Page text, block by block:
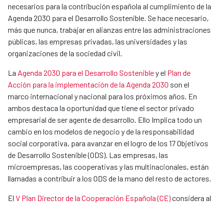
necesarios para la contribución española al cumplimiento de la
Agenda 2030 para el Desarrollo Sostenible. Se hace necesario,
más que nunca, trabajar en alianzas entre las administraciones
públicas, las empresas privadas, las universidades y las
organizaciones de la sociedad civil.
La Agenda 2030 para el Desarrollo Sostenibley el Plan de
Acción para la implementación de la Agenda 2030 son el
marco internacional y nacional para los próximos años. En
ambos destaca la oportunidad que tiene el sector privado
empresarial de ser agente de desarrollo. Ello Implica todo un
cambio en los modelos de negocio y de la responsabilidad
social corporativa, para avanzar en el logro de los 17 Objetivos
de Desarrollo Sostenible (ODS). Las empresas, las
microempresas, las cooperativas y las multinacionales, están
llamadas a contribuir a los ODS de la mano del resto de actores.
El V Plan Director de la Cooperación Española (CE)considera al